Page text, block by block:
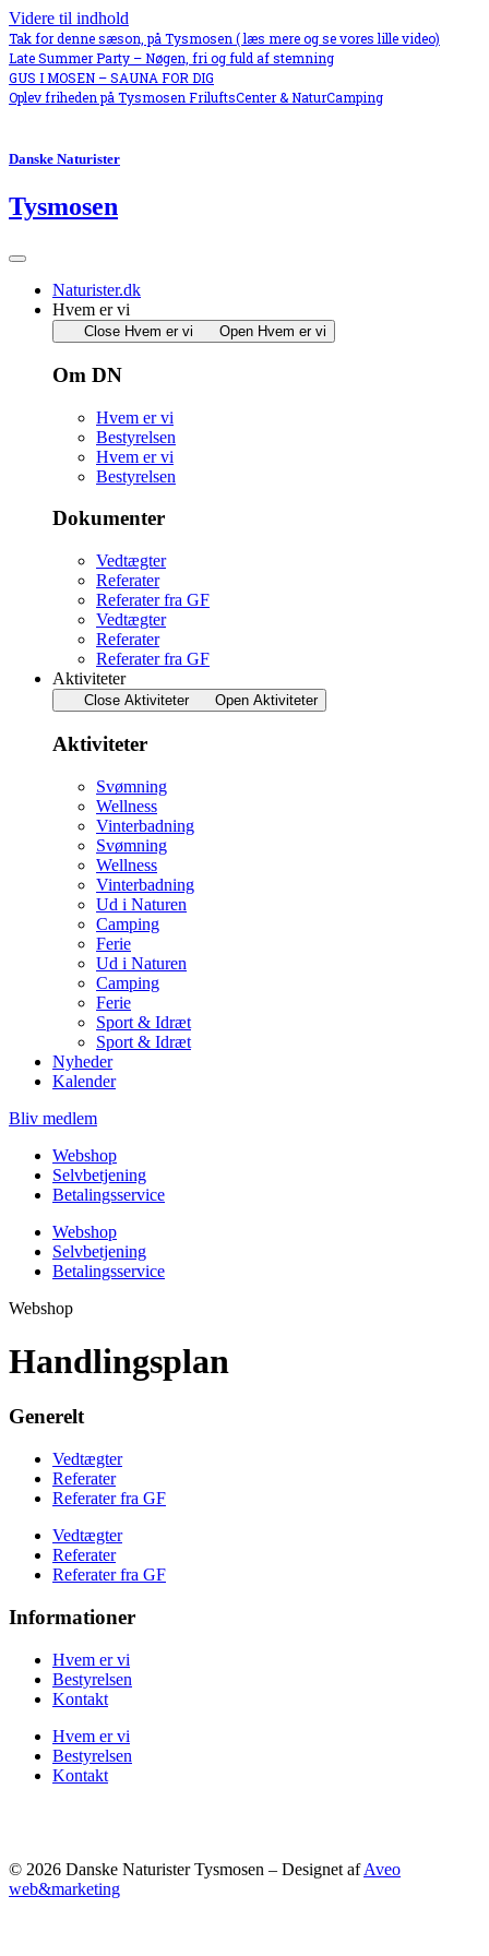
Videre til indhold
Tak for denne sæson, på Tysmosen ( læs mere og se vores lille video)
Late Summer Party – Nøgen, fri og fuld af stemning
GUS I MOSEN – SAUNA FOR DIG
Oplev friheden på Tysmosen FriluftsCenter & NaturCamping
Danske Naturister
Tysmosen
Naturister.dk
Hvem er vi
Close Hvem er vi Open Hvem er vi
Om DN
Hvem er vi
Bestyrelsen
Hvem er vi
Bestyrelsen
Dokumenter
Vedtægter
Referater
Referater fra GF
Vedtægter
Referater
Referater fra GF
Aktiviteter
Close Aktiviteter Open Aktiviteter
Aktiviteter
Svømning
Wellness
Vinterbadning
Svømning
Wellness
Vinterbadning
Ud i Naturen
Camping
Ferie
Ud i Naturen
Camping
Ferie
Sport & Idræt
Sport & Idræt
Nyheder
Kalender
Bliv medlem
Webshop
Selvbetjening
Betalingsservice
Webshop
Selvbetjening
Betalingsservice
Webshop
Handlingsplan
Generelt
Vedtægter
Referater
Referater fra GF
Vedtægter
Referater
Referater fra GF
Informationer
Hvem er vi
Bestyrelsen
Kontakt
Hvem er vi
Bestyrelsen
Kontakt
© 2026 Danske Naturister Tysmosen – Designet afAveo
web&marketing